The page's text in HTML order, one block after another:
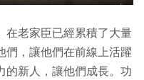
在老家臣已經累積了大量
們，讓他們在前線上活躍
的新人，讓他們成長。功